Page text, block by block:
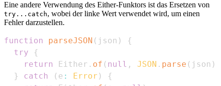
Eine andere Verwendung des Either-Funktors ist das Ersetzen von
try...catch, wobei der linke Wert verwendet wird, um einen
Fehler darzustellen.
function parseJSON ( json )
{
try
{
return
Either . of ( null , JSON . parse ( json )
}
catch ( e : Error )
{